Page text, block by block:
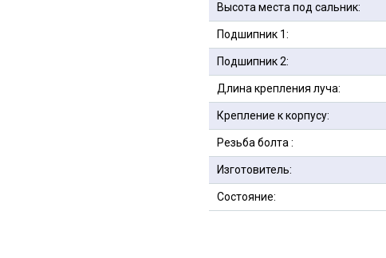
Высота места под сальник:
Подшипник 1:
Подшипник 2:
Длина крепления луча:
Крепление к корпусу:
Резьба болта :
Изготовитель:
Состояние: